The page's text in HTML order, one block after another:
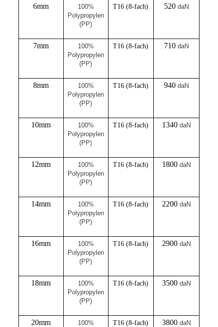
6mm
100%
Polypropylen
(PP)
T16 (8-fach) 520 daN
7mm
100%
Polypropylen
(PP)
T16 (8-fach) 710 daN
8mm
100%
Polypropylen
(PP)
T16 (8-fach) 940 daN
10mm
100%
Polypropylen
(PP)
T16 (8-fach) 1340 daN
12mm
100%
Polypropylen
(PP)
T16 (8-fach) 1800 daN
14mm
100%
Polypropylen
(PP)
T16 (8-fach) 2200 daN
16mm
100%
Polypropylen
(PP)
T16 (8-fach) 2900 daN
18mm
100%
Polypropylen
(PP)
T16 (8-fach) 3500 daN
20mm
100%
T16 (8-fach) 3800 daN